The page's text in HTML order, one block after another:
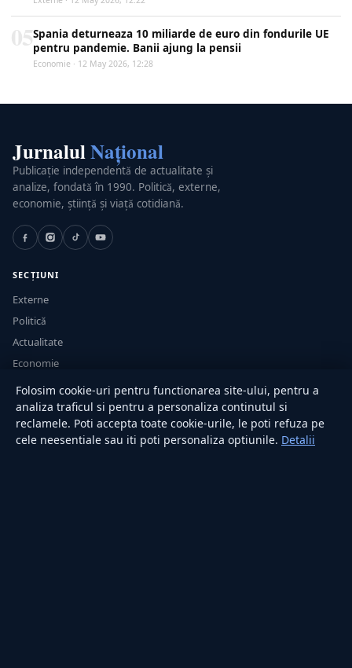
Spania deturneaza 10 miliarde de euro din fondurile UE
pentru pandemie. Banii ajung la pensii
Economie · 12 May 2026, 12:28
JurnalulNațional
Publicație independentă de actualitate și
analize, fondată în 1990. Politică, externe,
economie, știință și viață cotidiană.
SECȚIUNI
Externe
Politică
Actualitate
Economie
Sănătate
Utile
RUBRICI
Folosim cookie-uri pentru functionarea site-ului, pentru a
analiza traficul si pentru a personaliza continutul si
reclamele. Poti accepta toate cookie-urile, le poti refuza pe
cele neesentiale sau iti poti personaliza optiunile. Detalii